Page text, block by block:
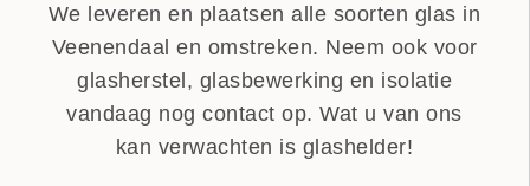
We leveren en plaatsen alle soorten glas in
Veenendaal en omstreken. Neem ook voor
glasherstel, glasbewerking en isolatie
vandaag nog contact op. Wat u van ons
kan verwachten is glashelder!